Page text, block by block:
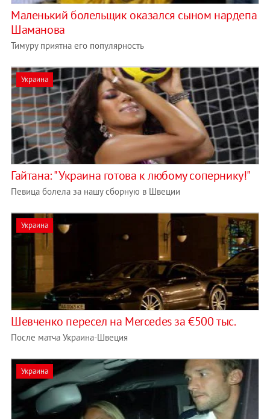
Маленький болельщик оказался сыном нардепа
Шаманова
Тимуру приятна его популярность
Украина
Гайтана: "Украина готова к любому сопернику!"
Певица болела за нашу сборную в Швеции
Украина
Шевченко пересел на Mercedes за €500 тыс.
После матча Украина-Швеция
Украина